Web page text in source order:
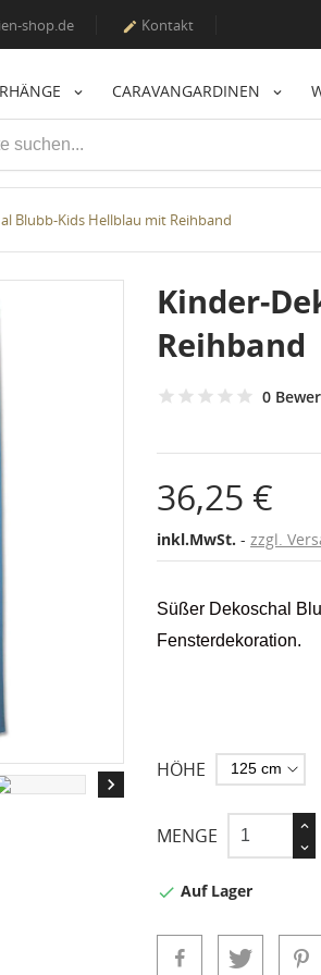
shop.de  Kontakt
CARAVANGARDINEN
Blubb-Kids Hellblau mit Reihband

Kinder-
Reihband
0
36,25 €
inkl.MwSt. zzgl.
Süßer Dekoschal
Fensterdekoration.
HÖHE
MENGE
 Auf Lager